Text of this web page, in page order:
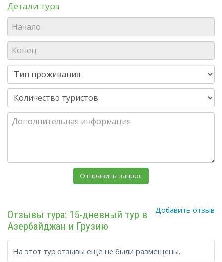
Детали тура
Добавить отзыв
Отзывы тура: 15-дневный тур в
Азербайджан и Грузию
На этот тур отзывы еще не были размещены.